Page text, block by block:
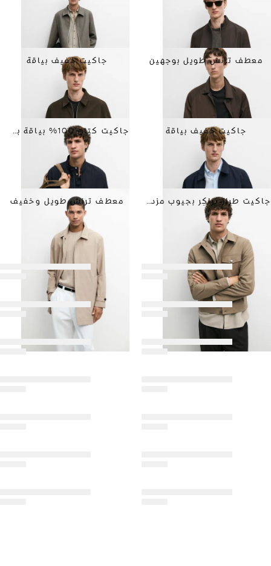
معطف ترنش طويل بوجهين جاكيت خفيف بياقة
جاكيت خفيف بياقة جاكيت كتان 100% بياقة بشريط
جاكيت طراز تراكِر بجيوب مزدوجة معطف ترنش طويل وخفيف